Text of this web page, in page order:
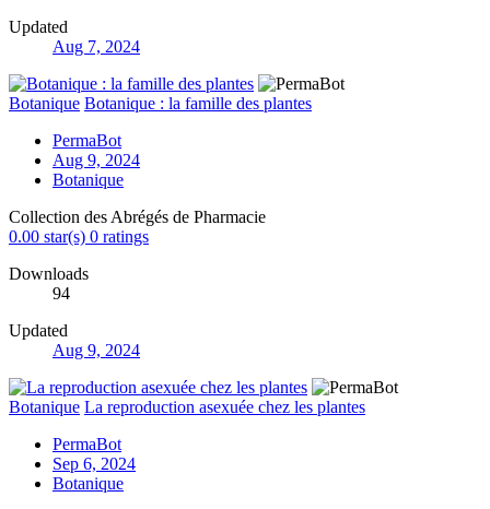
Updated
Aug 7, 2024
Botanique Botanique : la famille des plantes
PermaBot
Aug 9, 2024
Botanique
Collection des Abrégés de Pharmacie
0.00 star(s) 0 ratings
Downloads
94
Updated
Aug 9, 2024
Botanique La reproduction asexuée chez les plantes
PermaBot
Sep 6, 2024
Botanique